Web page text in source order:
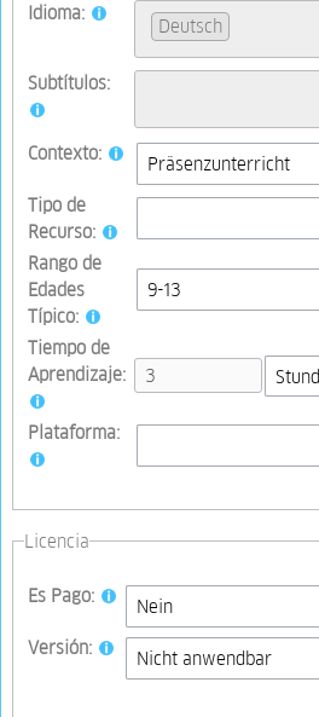
Idioma:
Deutsch
Subtítulos:
Contexto:
Tipo de
Recurso:
Rango de
Edades
Típico:
Tiempo de
Aprendizaje:
Plataforma:
Licencia
Es Pago:
Versión: